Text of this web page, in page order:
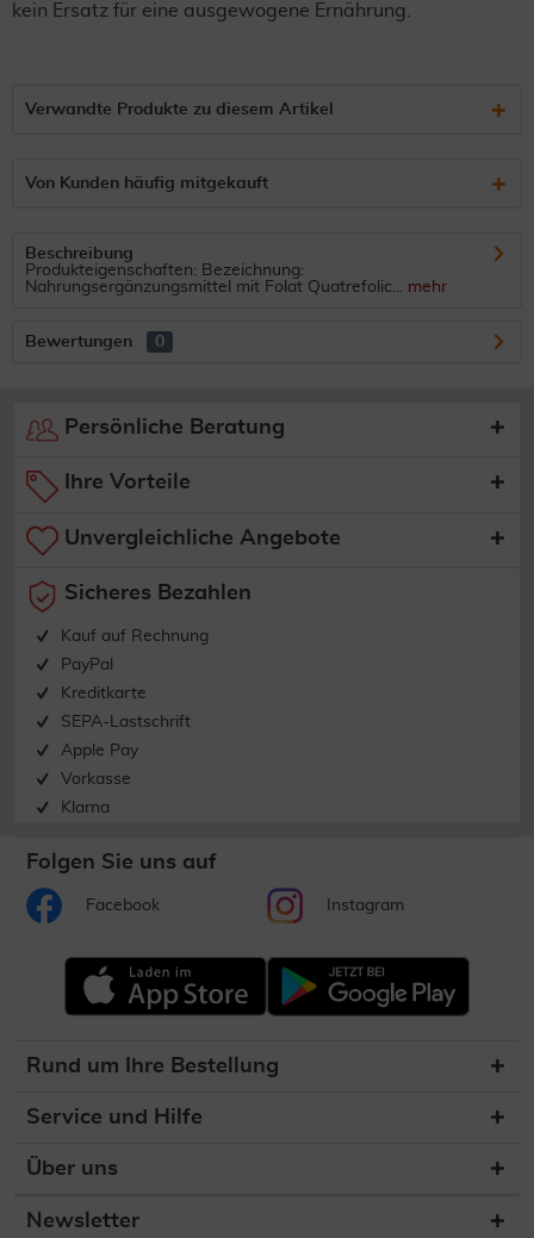
kein Ersatz für eine ausgewogene Ernährung.
Verwandte Produkte zu diesem Artikel
Von Kunden häufig mitgekauft
Beschreibung
Produkteigenschaften: Bezeichnung:
Nahrungsergänzungsmittel mit Folat Quatrefolic... mehr
Bewertungen 0
Persönliche Beratung
Ihre Vorteile
Unvergleichliche Angebote
Sicheres Bezahlen
Kauf auf Rechnung
PayPal
Kreditkarte
SEPA-Lastschrift
Apple Pay
Vorkasse
Klarna
Folgen Sie uns auf
Facebook Instagram
Rund um Ihre Bestellung
Service und Hilfe
Über uns
Newsletter